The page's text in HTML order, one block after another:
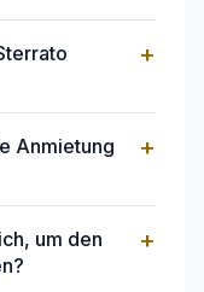
+
Anmietung
+
um den
+